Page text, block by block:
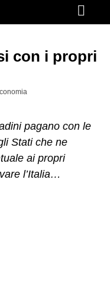
con i propri
pagano con le
Stati che ne
ai propri
l’Italia…